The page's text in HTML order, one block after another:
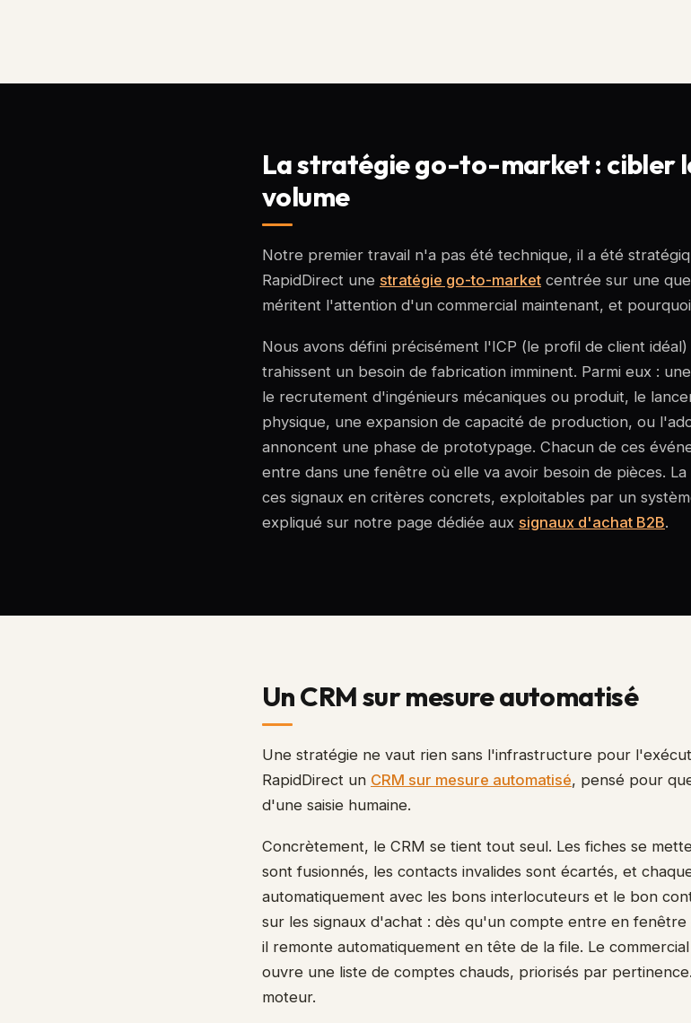
La stratégie go-to-market : cibler
volume
Notre premier travail n'a pas été technique, il a été
RapidDirect une stratégie go-to-market centrée sur une
méritent l'attention d'un commercial maintenant, et
Nous avons défini précisément l'ICP (le profil de client
trahissent un besoin de fabrication imminent. Parmi eux :
le recrutement d'ingénieurs mécaniques ou produit, le
physique, une expansion de capacité de production, ou
annoncent une phase de prototypage. Chacun de ces
entre dans une fenêtre où elle va avoir besoin de pièces.
ces signaux en critères concrets, exploitables par un
expliqué sur notre page dédiée aux signaux d'achat B2B.
Un CRM sur mesure automatisé
Une stratégie ne vaut rien sans l'infrastructure pour
RapidDirect un CRM sur mesure automatisé, pensé pour
d'une saisie humaine.
Concrètement, le CRM se tient tout seul. Les fiches se
sont fusionnés, les contacts invalides sont écartés, et
automatiquement avec les bons interlocuteurs et le bon
sur les signaux d'achat : dès qu'un compte entre en
il remonte automatiquement en tête de la file. Le
ouvre une liste de comptes chauds, priorisés par
moteur.